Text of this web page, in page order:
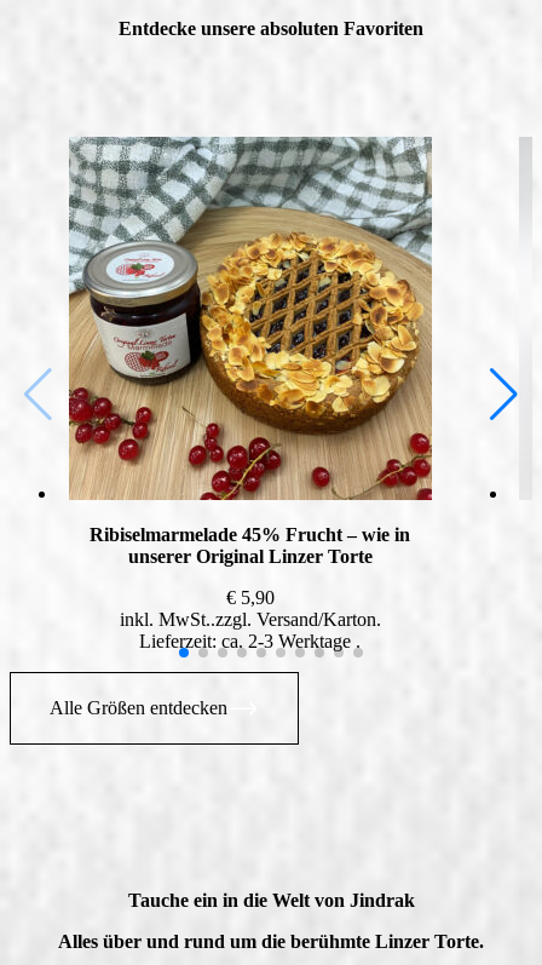
Entdecke unsere absoluten Favoriten
Ribiselmarmelade 45% Frucht – wie in
unserer Original Linzer Torte
€5,90
inkl. MwSt. zzgl. Versand
Lieferzeit: ca. 2-3 Werktage
Alle Größen entdecken
Tauche ein in die Welt von Jindrak
Alles über und rund um die berühmte Linzer Torte.